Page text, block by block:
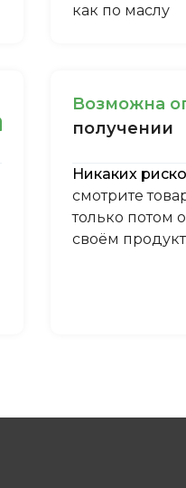
как по маслу
Boзмoжнa
пoлучeнии
Никаких
смотрите
только потом
своём